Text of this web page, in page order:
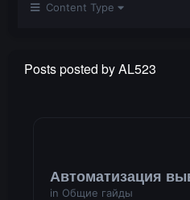
Content Type
Posts posted by AL523
Автоматизация
in Общие гайды